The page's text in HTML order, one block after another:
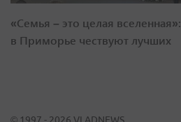
«Семья – это целая вселенная»:
в Приморье чествуют лучших